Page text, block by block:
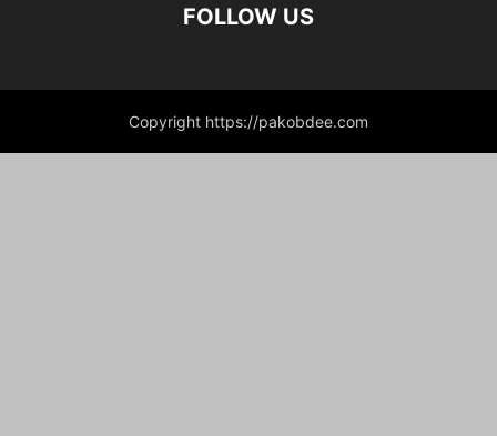
FOLLOW US
Copyright https://pakobdee.com